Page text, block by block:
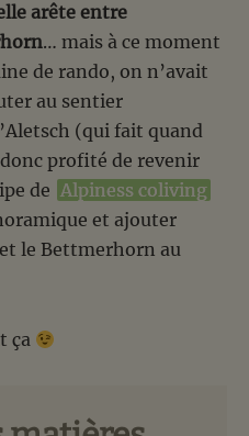
arête entre
… mais à ce moment
de rando, on n’avait
au sentier
(qui fait quand
profité de revenir
de Alpiness coliving
et ajouter
le Bettmerhorn au
ça